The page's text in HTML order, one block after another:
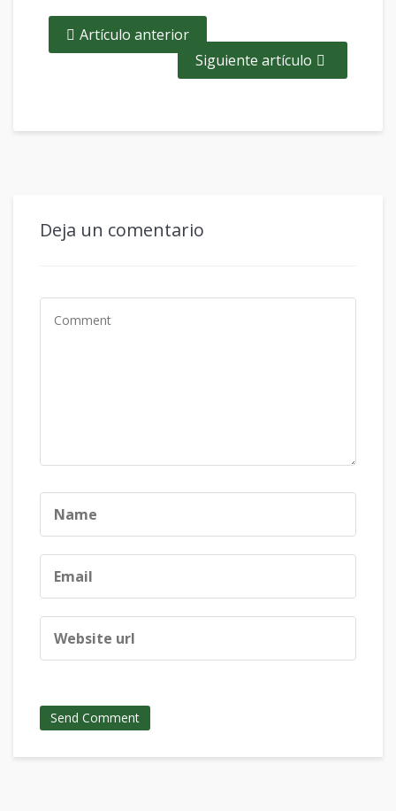
Artículo anterior
Siguiente artículo
Deja un comentario